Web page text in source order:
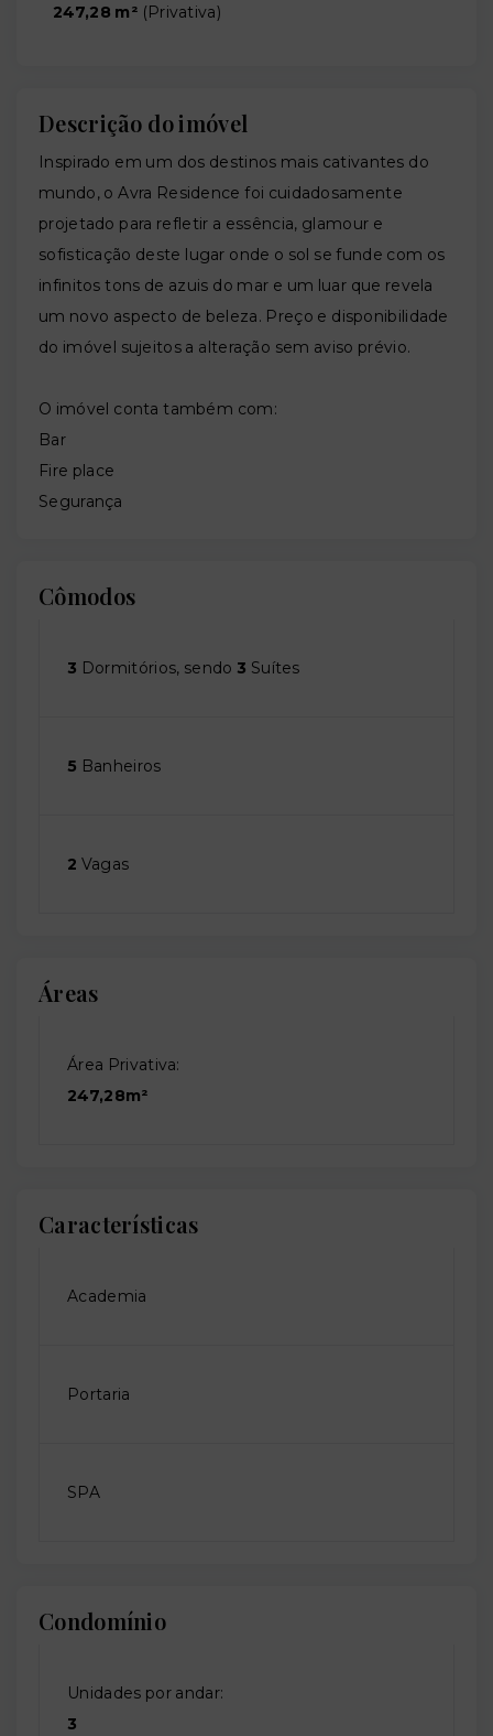
247,28 m² (Privativa)
Descrição do imóvel
Inspirado em um dos destinos mais cativantes do
mundo, o Avra Residence foi cuidadosamente
projetado para refletir a essência, glamour e
sofisticação deste lugar onde o sol se funde com os
infinitos tons de azuis do mar e um luar que revela
um novo aspecto de beleza. Preço e disponibilidade
do imóvel sujeitos a alteração sem aviso prévio.
O imóvel conta também com:
Bar
Fire place
Segurança
Cômodos
3 Dormitórios, sendo 3 Suítes
5 Banheiros
2 Vagas
Áreas
Área Privativa:
247,28m²
Características
Academia
Portaria
SPA
Condomínio
Unidades por andar:
3